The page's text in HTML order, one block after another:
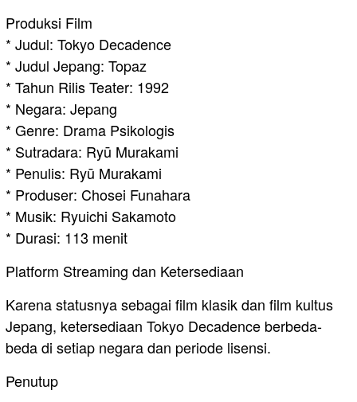
Produksi Film
* Judul: Tokyo Decadence
* Judul Jepang: Topaz
* Tahun Rilis Teater: 1992
* Negara: Jepang
* Genre: Drama Psikologis
* Sutradara: Ryū Murakami
* Penulis: Ryū Murakami
* Produser: Chosei Funahara
* Musik: Ryuichi Sakamoto
* Durasi: 113 menit
Platform Streaming dan Ketersediaan
Karena statusnya sebagai film klasik dan film kultus
Jepang, ketersediaan Tokyo Decadence berbeda-
beda di setiap negara dan periode lisensi.
Penutup